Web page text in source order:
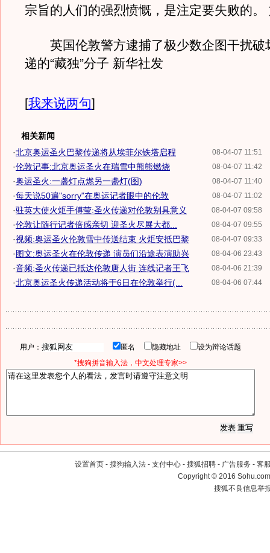
宗旨的人们的强烈愤慨，是注定要失败的。
英国伦敦警方逮捕了极少数企图干扰破
递的“藏独”分子 新华社发
[我来说两句]
相关新闻
08-04-07 11:51
·北京奥运圣火巴黎传递将从埃菲尔铁塔启程
08-04-07 11:42
·伦敦记事:北京奥运圣火在瑞雪中熊熊燃烧
08-04-07 11:40
·奥运圣火:一盏灯点燃另一盏灯(图)
08-04-07 11:02
·每天说50遍"sorry"在奥运记者眼中的伦敦
08-04-07 09:58
·驻英大使火炬手傅莹:圣火传递对伦敦别具意义
08-04-07 09:55
·伦敦让随行记者倍感亲切 迎圣火尽展大都...
08-04-07 09:33
·视频:奥运圣火伦敦雪中传送结束 火炬安抵巴黎
08-04-06 23:43
·图文:奥运圣火在伦敦传递 演员们沿途表演助兴
08-04-06 21:39
·音频:圣火传递已抵达伦敦唐人街 连线记者王飞
08-04-06 07:44
·北京奥运圣火传递活动将于6日在伦敦举行(...
用户： 匿名 隐藏地址
设为辩论话题
*搜狗拼音输入法，中文处理专家>>
设置首页 - 搜狗输入法 - 支付中心 - 搜狐招聘 - 广告服务 - 客
Copyright©2016
搜狐不良信息举